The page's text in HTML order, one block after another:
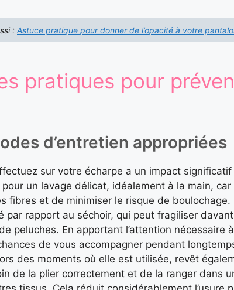
: Astuce pratique pour donner de l’opacité à votre
pratiques pour
d’entretien appropriées
sur votre écharpe a un impact
un lavage délicat, idéalement à la main,
fibres et de minimiser le risque de boulochage.
par rapport au séchoir, qui peut fragiliser
peluches. En apportant l’attention nécessaire
de vous accompagner pendant
des moments où elle est utilisée, revêt
de la plier correctement et de la ranger dans